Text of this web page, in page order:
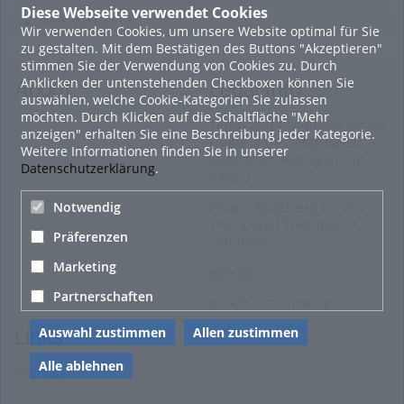
Diese Webseite verwendet Cookies
Wir verwenden Cookies, um unsere Website optimal für Sie
zu gestalten. Mit dem Bestätigen des Buttons "Akzeptieren"
stimmen Sie der Verwendung von Cookies zu. Durch
Anklicken der untenstehenden Checkboxen können Sie
auswählen, welche Cookie-Kategorien Sie zulassen
möchten. Durch Klicken auf die Schaltfläche "Mehr
anzeigen" erhalten Sie eine Beschreibung jeder Kategorie.
Weitere Informationen finden Sie in unserer
Datenschutzerklärung.
Notwendig
Präferenzen
Marketing
Partnerschaften
Auswahl zustimmen
Allen zustimmen
Alle ablehnen
Kommentare
About Legal Info
Terms and Conditions for the
Usage of this ViMP based
website (including all sub-
Links
Sitemap